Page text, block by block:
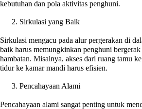
kebutuhan dan pola aktivitas penghuni.
Sirkulasi yang Baik
Sirkulasi mengacu pada alur pergerakan di
baik harus memungkinkan penghuni bergerak
hambatan. Misalnya, akses dari ruang tamu
tidur ke kamar mandi harus efisien.
Pencahayaan Alami
Pencahayaan alami sangat penting untuk